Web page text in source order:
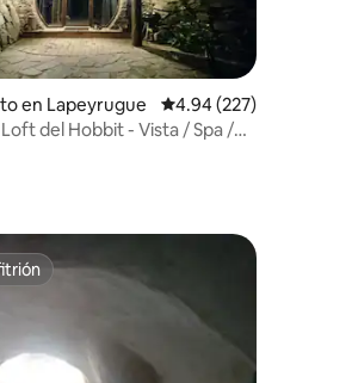
de 5, 179 reseñas
en Lapeyrugue Calificación promedio:
4.94 (227)
Loft del Hobbit - Vista / Spa /